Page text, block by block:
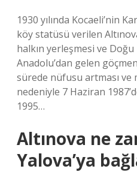
1930 yılında Kocaeli’nin
köy statüsü verilen
halkın yerleşmesi ve
Anadolu’dan gelen
sürede nüfusu artması ve
nedeniyle 7 Haziran
1995…
Altınova ne
Yalova’ya